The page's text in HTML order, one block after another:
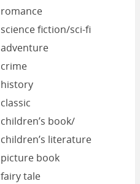
romance
science fiction/sci-fi
adventure
crime
history
classic
children’s book/
children’s literature
picture book
fairy tale